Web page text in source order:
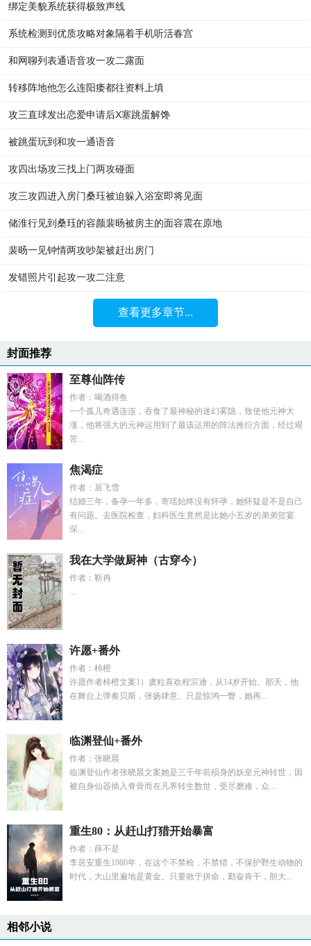
绑定美貌系统获得极致声线
系统检测到优质攻略对象隔着手机听活春宫
和网聊列表通语音攻一攻二露面
转移阵地他怎么连阳痿都往资料上填
攻三直球发出恋爱申请后X塞跳蛋解馋
被跳蛋玩到和攻一通语音
攻四出场攻三找上门两攻碰面
攻三攻四进入房门桑珏被迫躲入浴室即将见面
储淮行见到桑珏的容颜裴旸被房主的面容震在原地
裴旸一见钟情两攻吵架被赶出房门
发错照片引起攻一攻二注意
查看更多章节...
封面推荐
至尊仙阵传
作者：喝酒得鱼
一个孤儿奇遇连连，吞食了最神秘的迷幻雾隐，致使他元神大
涨，他将强大的元神运用到了最该运用的阵法推衍方面，经过艰
苦...
焦渴症
作者：居飞雪
结婚三年，备孕一年多，寄瑶始终没有怀孕，她怀疑是不是自己
有问题。去医院检查，妇科医生竟然是比她小五岁的弟弟贺宴
琛...
我在大学做厨神（古穿今）
作者：靳冉
...
许愿+番外
作者：柿橙
许愿作者柿橙文案1）虞粒喜欢程宗遖，从14岁开始。那天，他
在舞台上弹奏贝斯，张扬肆意。只是惊鸿一瞥，她再...
临渊登仙+番外
作者：张晓晨
临渊登仙作者张晓晨文案她是三千年前殒身的妖皇元神转世，因
被自身仙器插入脊骨而在凡界转生数世，受尽磨难，众...
重生80：从赶山打猎开始暴富
作者：薛不是
李居安重生1980年，在这个不禁枪，不禁猎，不保护野生动物的
时代，大山里遍地是黄金。只要敢于拼命，勤奋肯干，胆大...
相邻小说